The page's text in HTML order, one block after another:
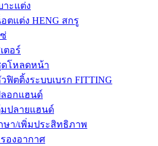
าะแต่ง
ตแต่ง HENG สกรู
ตอร์
โหลดหน้า
ฟิตติ้งระบบเบรก FITTING
อกแฮนด์
ปลายแฮนด์
ษา/เพิ่มประสิทธิภาพ
องอากาศ